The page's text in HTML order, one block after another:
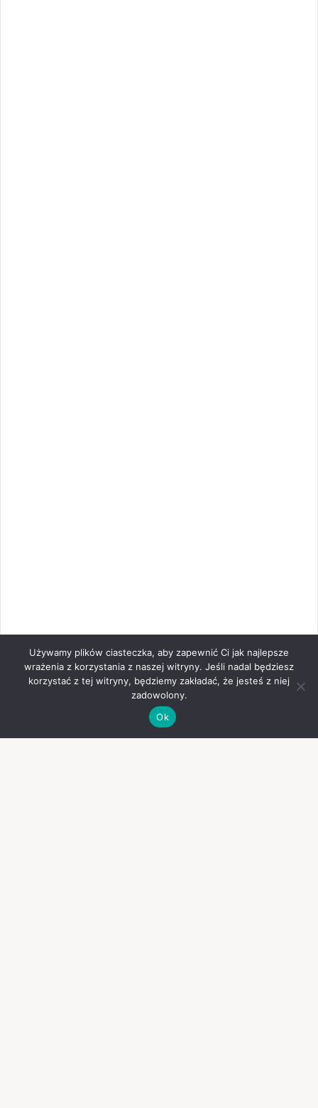
Używamy plików ciasteczka, aby zapewnić Ci jak najlepsze
wrażenia z korzystania z naszej witryny. Jeśli nadal będziesz
korzystać z tej witryny, będziemy zakładać, że jesteś z niej
zadowolony.
Ok